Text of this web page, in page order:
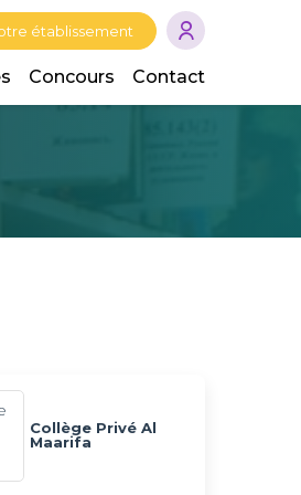
établissement
Concours Contact
Collège Privé Al
Maarifa